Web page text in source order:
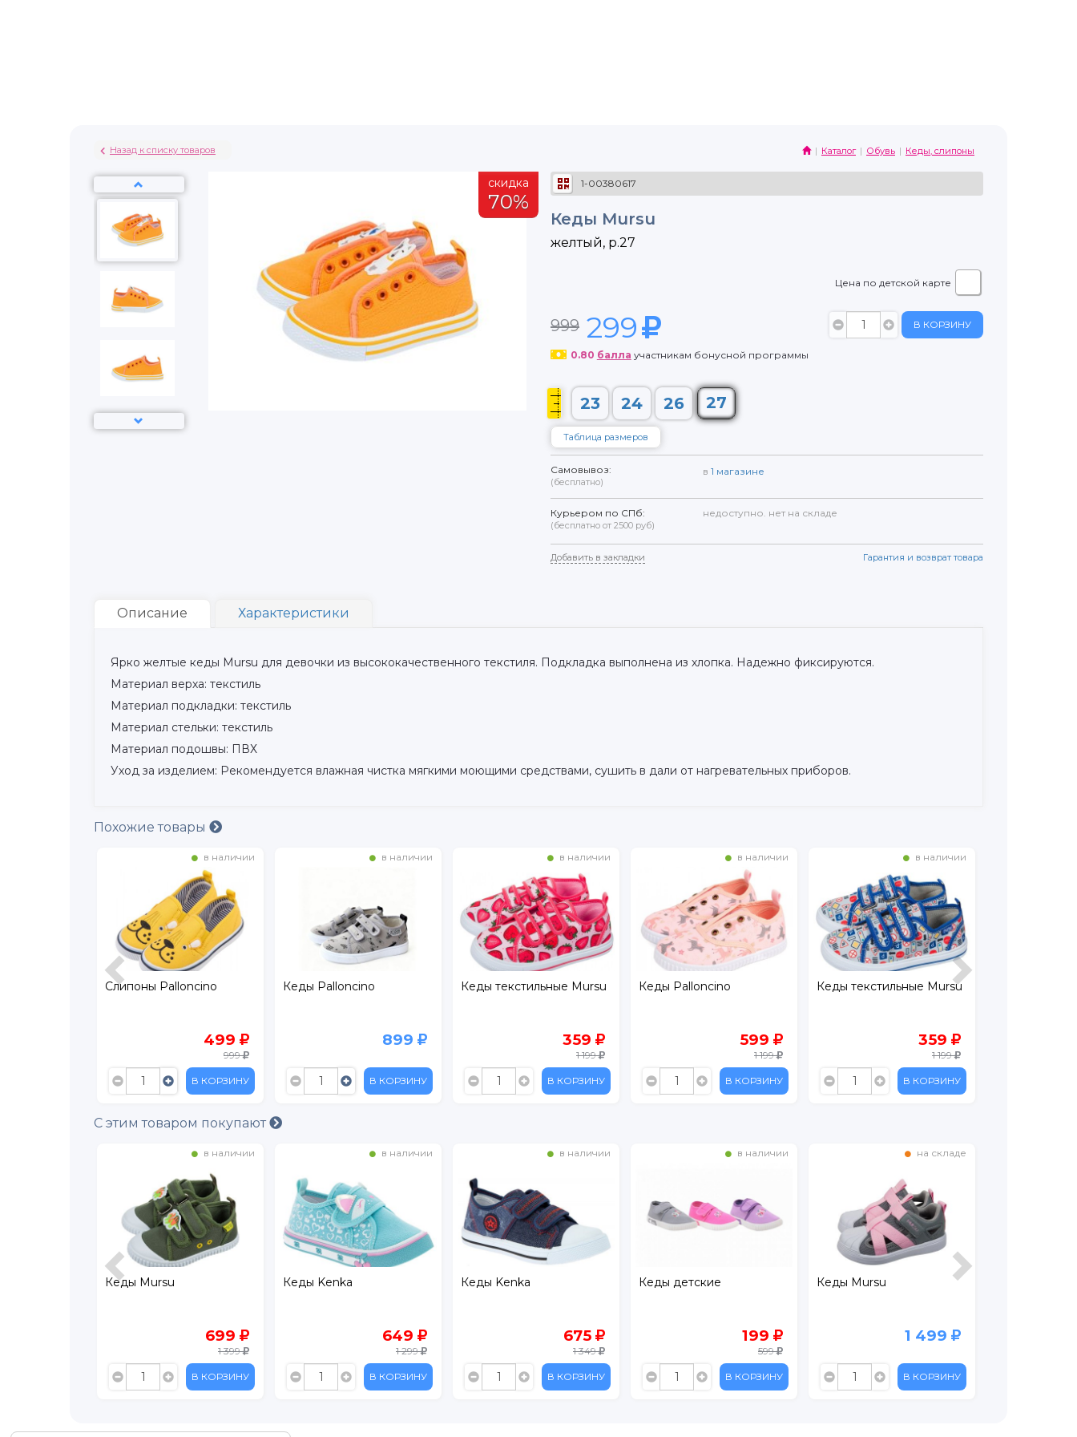
Назад к списку товаров Каталог Обувь Кеды, слипоны
скидка
70%
1-00380617
Кеды Mursu
желтый, р.27
Цена по детской карте
999 299 В КОРЗИНУ
0.80 балла участникам бонусной программы
23 24 26 27
Таблица размеров
Самовывоз:
(бесплатно)
в 1 магазине
Курьером по СПб:
(бесплатно от 2500 руб)
недоступно. нет на складе
Добавить в закладки Гарантия и возврат товара
Описание Характеристики
Ярко желтые кеды Mursu для девочки из высококачественного текстиля. Подкладка выполнена из хлопка. Надежно фиксируются.
Материал верха: текстиль
Материал подкладки: текстиль
Материал стельки: текстиль
Материал подошвы: ПВХ
Уход за изделием: Рекомендуется влажная чистка мягкими моющими средствами, сушить в дали от нагревательных приборов.
Похожие товары
Слипоны Palloncino
В КОРЗИНУ
Кеды Palloncino
В КОРЗИНУ
Кеды текстильные Mursu
В КОРЗИНУ
Кеды Palloncino
В КОРЗИНУ
Кеды текстильные Mursu
В КОРЗИНУ
Кеды текстильные Mursu
С этим товаром покупают
в наличии
Кеды Mursu
699
1 399
В КОРЗИНУ
в наличии
Кеды Kenka
649
1 299
В КОРЗИНУ
в наличии
Кеды Kenka
675
1 349
В КОРЗИНУ
в наличии
Кеды детские
199
599
В КОРЗИНУ
на складе
Кеды Mursu
1 499
В КОРЗИНУ